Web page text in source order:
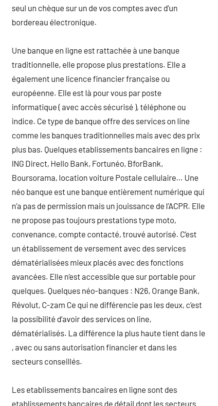
seul un chèque sur un de vos comptes avec d’un
bordereau électronique.
Une banque en ligne est rattachée à une banque
traditionnelle, elle propose plus prestations. Elle a
également une licence financier française ou
européenne. Elle est là pour vous par poste
informatique ( avec accès sécurisé ), téléphone ou
indice. Ce type de banque offre des services on line
comme les banques traditionnelles mais avec des prix
plus bas. Quelques etablissements bancaires en ligne :
ING Direct, Hello Bank, Fortunéo, BforBank,
Boursorama, location voiture Postale cellulaire… Une
néo banque est une banque entièrement numérique qui
n’a pas de permission mais un jouissance de l’ACPR. Elle
ne propose pas toujours prestations type moto,
convenance, compte contacté, trouvé autorisé. C’est
un établissement de versement avec des services
dématérialisées mieux placés avec des fonctions
avancées. Elle n’est accessible que sur portable pour
quelques. Quelques néo-banques : N26, Orange Bank,
Révolut, C-zam Ce qui ne différencie pas les deux, c’est
la possibilité d’avoir des services on line,
dématérialisés. La différence la plus haute tient dans le
, avec ou sans autorisation financier et dans les
secteurs conseillés.
Les etablissements bancaires en ligne sont des
etablissements bancaires de détail dont les secteurs